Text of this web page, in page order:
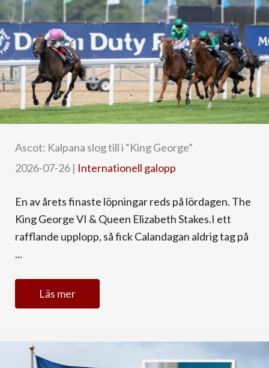
Ascot: Kalpana slog till i “King George”
2026-07-26 | Internationell galopp
En av årets finaste löpningar reds på lördagen. The
King George VI & Queen Elizabeth Stakes.I ett
rafflande upplopp, så fick Calandagan aldrig tag på
...
Läs mer